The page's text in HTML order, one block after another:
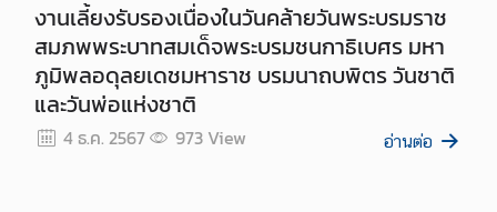
งานเลี้ยงรับรองเนื่องในวันคล้ายวันพระบรมราช
สมภพพระบาทสมเด็จพระบรมชนกาธิเบศร มหา
ภูมิพลอดุลยเดชมหาราช บรมนาถบพิตร วันชาติ
และวันพ่อแห่งชาติ
4 ธ.ค. 2567 973View อ่านต่อ